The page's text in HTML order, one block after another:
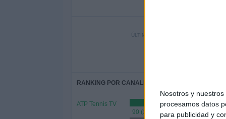
Nosotros y nuestros
procesamos datos
para publicidad y
ÚLTIMO PARTIDO EN ABIERTO
RANKING POR CANALES
ATP Tennis TV
90 (100%)